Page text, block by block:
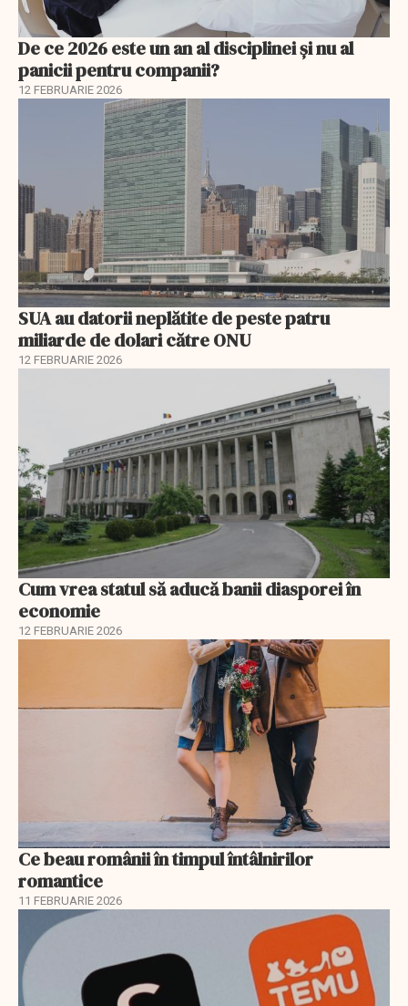
De ce 2026 este un an al disciplinei și nu al
panicii pentru companii?
12 FEBRUARIE 2026
SUA au datorii neplătite de peste patru
miliarde de dolari către ONU
12 FEBRUARIE 2026
Cum vrea statul să aducă banii diasporei în
economie
12 FEBRUARIE 2026
Ce beau românii în timpul întâlnirilor
romantice
11 FEBRUARIE 2026